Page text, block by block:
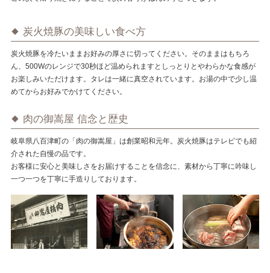
炭火焼豚の美味しい食べ方
炭火焼豚を冷たいままお好みの厚さに切ってください。そのままはもちろ
ん、500Wのレンジで30秒ほど温められますとしっとりとやわらかな食感が
お楽しみいただけます。タレは一緒に真空されています。お湯の中で少し温
めてからお好みでかけてください。
肉の御嵩屋 信念と歴史
岐阜県八百津町の「肉の御嵩屋」は創業昭和元年。炭火焼豚はテレビでも紹
介された自慢の品です。
お客様に安心と美味しさをお届けすることを信念に、素材から丁寧に吟味し
一つ一つを丁寧に手造りしております。